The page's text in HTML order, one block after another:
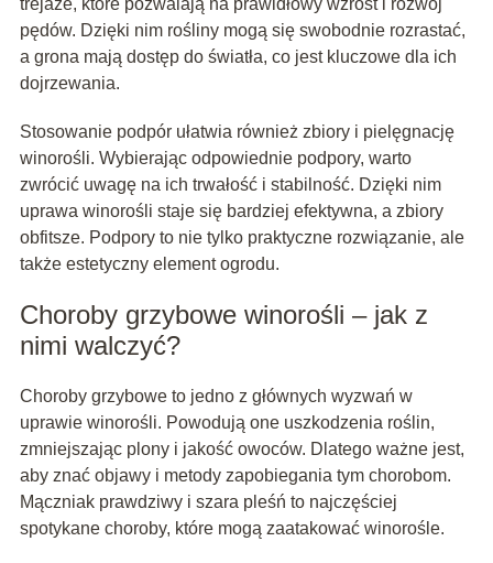
trejaże, które pozwalają na prawidłowy wzrost i rozwój
pędów. Dzięki nim rośliny mogą się swobodnie rozrastać,
a grona mają dostęp do światła, co jest kluczowe dla ich
dojrzewania.
Stosowanie podpór ułatwia również zbiory i pielęgnację
winorośli. Wybierając odpowiednie podpory, warto
zwrócić uwagę na ich trwałość i stabilność. Dzięki nim
uprawa winorośli staje się bardziej efektywna, a zbiory
obfitsze. Podpory to nie tylko praktyczne rozwiązanie, ale
także estetyczny element ogrodu.
Choroby grzybowe winorośli – jak z
nimi walczyć?
Choroby grzybowe to jedno z głównych wyzwań w
uprawie winorośli. Powodują one uszkodzenia roślin,
zmniejszając plony i jakość owoców. Dlatego ważne jest,
aby znać objawy i metody zapobiegania tym chorobom.
Mączniak prawdziwy i szara pleśń to najczęściej
spotykane choroby, które mogą zaatakować winorośle.